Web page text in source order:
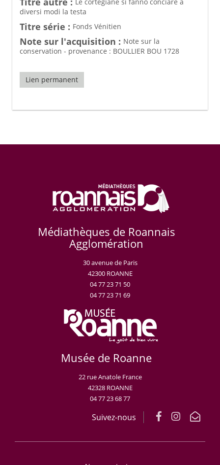
diversi modi la testa
Titre série : Fonds Vénitien
Note sur l'acquisition : Note sur la
conservation - provenance : BOULLIER BOU 1728
Lien permanent
Médiathèques de Roannais
Agglomération
30 avenue de Paris
42300 ROANNE
04 77 23 71 50
04 77 23 71 69
Musée de Roanne
22 rue Anatole France
42328 ROANNE
04 77 23 68 77
Suivez-nous